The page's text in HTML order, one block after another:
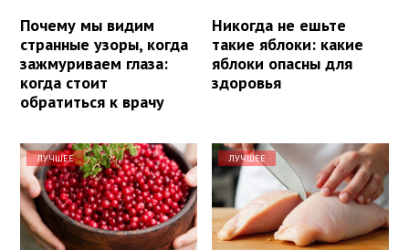
Почему мы видим
странные узоры, когда
зажмуриваем глаза:
когда стоит
обратиться к врачу
Никогда не ешьте
такие яблоки: какие
яблоки опасны для
здоровья
ЛУЧШЕЕ ЛУЧШЕЕ